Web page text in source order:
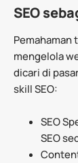
SEO
Pemahaman
mengelola
dicari di
skill SEO:
SEO
SEO